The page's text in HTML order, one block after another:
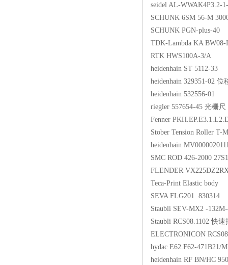
seidel AL-WWAK4P3.2-
SCHUNK 6SM 56-M
SCHUNK PGN-plus-40
TDK-Lambda KA BW08-
RTK HWS100A-3/A
heidenhain ST 5112-33
heidenhain 329351-02 位
heidenhain 532556-01
riegler 557654-45 光栅尺
Fenner
Stober Tension Roller T-
heidenhain
SMC ROD 426-2000
FLENDER
Teca-Print Elastic body
SEVA FLG201 830314
Staubli SEV-MX2 -
Staubli RCS08.1102 快
ELECTRONICON
hydac E62.F62-471B21/
heidenhain RF BN/HC